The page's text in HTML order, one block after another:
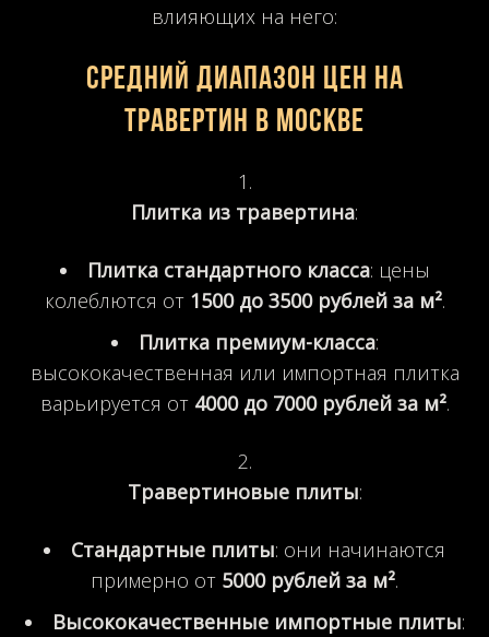
влияющих на него:
Средний диапазон цен на
травертин в Москве
Плитка из травертина:
Плитка стандартного класса: цены
колеблются от 1500 до 3500 рублей за м².
Плитка премиум-класса:
высококачественная или импортная плитка
варьируется от 4000 до 7000 рублей за м².
Травертиновые плиты:
Стандартные плиты: они начинаются
примерно от 5000 рублей за м².
Высококачественные импортные плиты: